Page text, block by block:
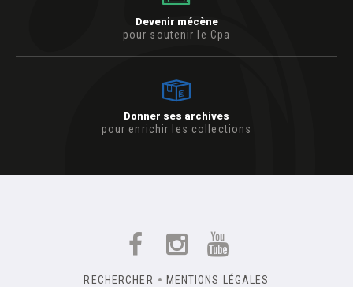
Devenir mécène
pour soutenir le Cpa
Donner ses archives
pour enrichir les collections
RECHERCHER
MENTIONS LÉGALES